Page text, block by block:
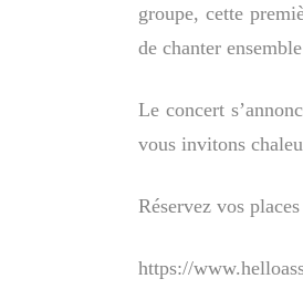
groupe, cette
de chanter
Le concert
vous invitons
Réservez vos
https://